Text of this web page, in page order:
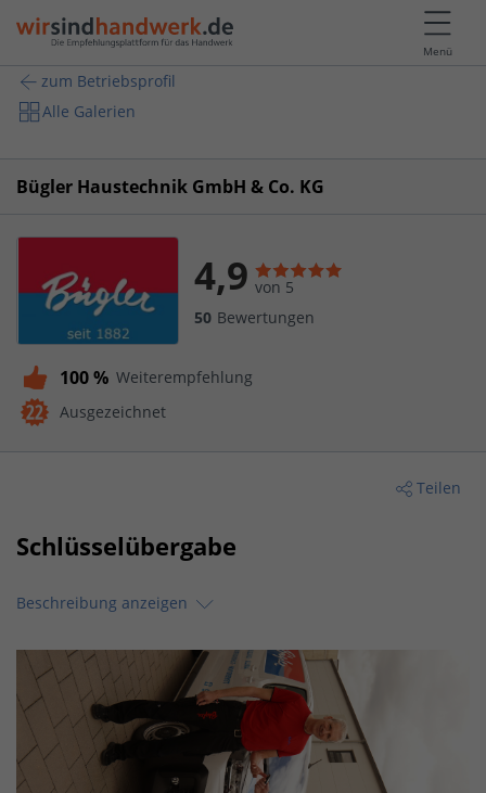
Menü
zum Betriebsprofil
Alle Galerien
Bügler Haustechnik GmbH & Co. KG
4,9 von 5
50 Bewertungen
100 % Weiterempfehlung
Ausgezeichnet
Teilen
Schlüsselübergabe
Beschreibung anzeigen